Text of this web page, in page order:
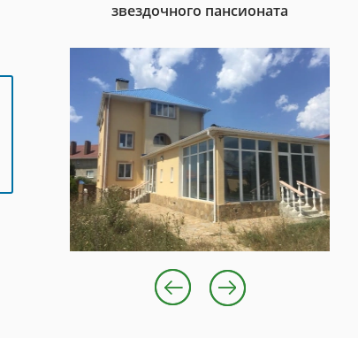
звездочного пансионата